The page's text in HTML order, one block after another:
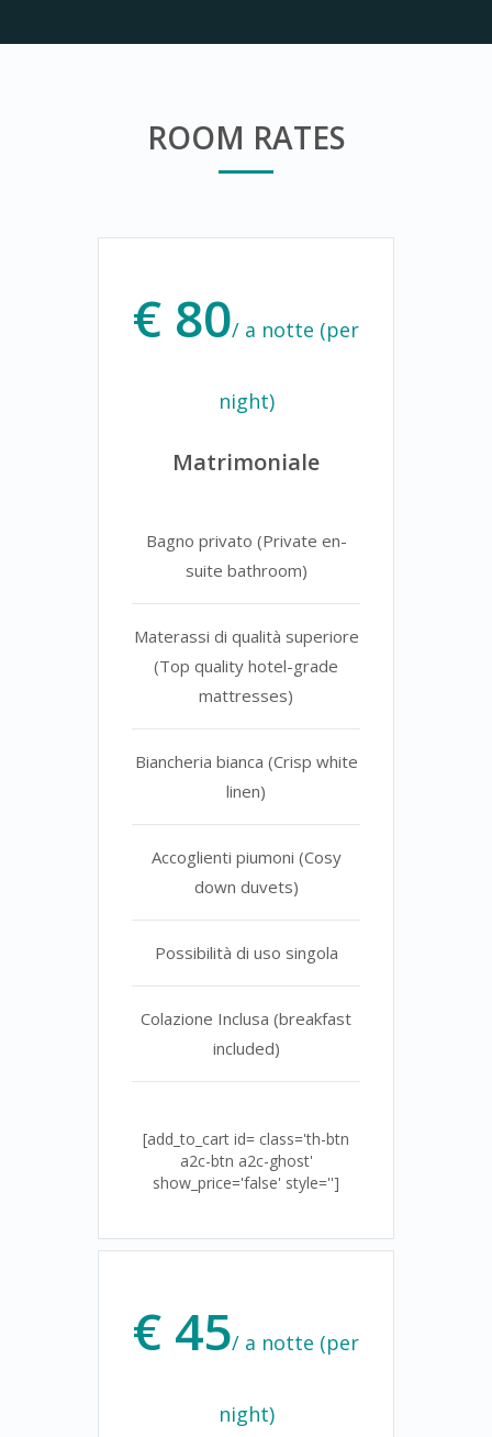
ROOM RATES
€ 80/ a notte (per
night)
Matrimoniale
Bagno privato (Private en-
suite bathroom)
Materassi di qualità superiore
(Top quality hotel-grade
mattresses)
Biancheria bianca (Crisp white
linen)
Accoglienti piumoni (Cosy
down duvets)
Possibilità di uso singola
Colazione Inclusa (breakfast
included)
[add_to_cart id= class='th-btn
a2c-btn a2c-ghost'
show_price='false' style='']
€ 45/ a notte (per
night)